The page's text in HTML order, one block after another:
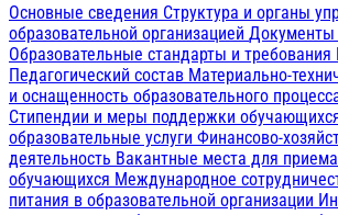
Основные сведения Структура и органы
образовательной организацией Документы
Образовательные стандарты и требования
Педагогический состав Материально-
и оснащенность образовательного
Стипендии и меры поддержки
образовательные услуги Финансово-
деятельность Вакантные места для
обучающихся Международное
питания в образовательной организации